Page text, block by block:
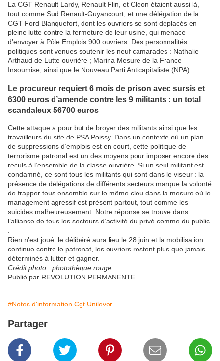
La CGT Renault Lardy, Renault Flin, et Cleon étaient aussi là,
tout comme Sud Renault-Guyancourt, et une délégation de la
CGT Ford Blanquefort, dont les ouvriers se sont déplacés en
pleine lutte contre la fermeture de leur usine, qui menace
d’envoyer à Pôle Emplois 900 ouvriers. Des personnalités
politiques sont venues soutenir les neuf camarades : Nathalie
Arthaud de Lutte ouvrière ; Marina Mesure de la France
Insoumise, ainsi que le Nouveau Parti Anticapitaliste (NPA) .
Le procureur requiert 6 mois de prison avec sursis et
6300 euros d’amende contre les 9 militants : un total
scandaleux 56700 euros
Cette attaque a pour but de broyer des militants ainsi que les
travailleurs du site de PSA Poissy. Dans un contexte où un plan
de suppressions d’emplois est en court, cette politique de
terrorisme patronal est un des moyens pour imposer encore des
reculs à l’ensemble de la classe ouvrière. Si un seul militant est
condamné, ce sont tous les militants qui sont dans le viseur : la
présence de délégations de différents secteurs marque la volonté
de frapper tous ensemble sur le même clou dans la mesure où le
management agressif est présent partout, tout comme les
suicides malheureusement. Notre réponse se trouve dans
l’alliance de tous les secteurs d’activité du privé comme du public
Rien n’est joué, le délibéré aura lieu le 28 juin et la mobilisation
continue contre le patronat, les ouvriers restent plus que jamais
déterminés à lutter et gagner.
Crédit photo : photothèque rouge
Publié par REVOLUTION PERMANENTE
#Notes d'information Cgt Unilever
Partager